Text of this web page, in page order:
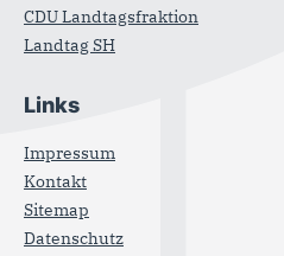
CDU Landtagsfraktion
Landtag SH
Links
Impressum
Kontakt
Sitemap
Datenschutz